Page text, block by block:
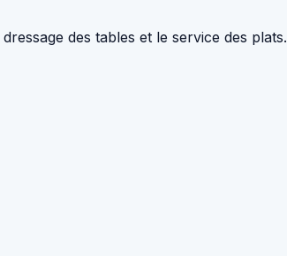
des tables et le service des plats.